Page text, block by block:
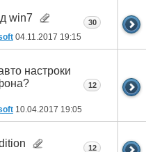
win7
04.11.2017 19:15
30
настроки
10.04.2017 19:05
12
12